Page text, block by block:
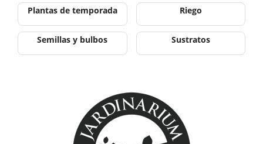
Plantas de temporada Riego
Semillas y bulbos Sustratos